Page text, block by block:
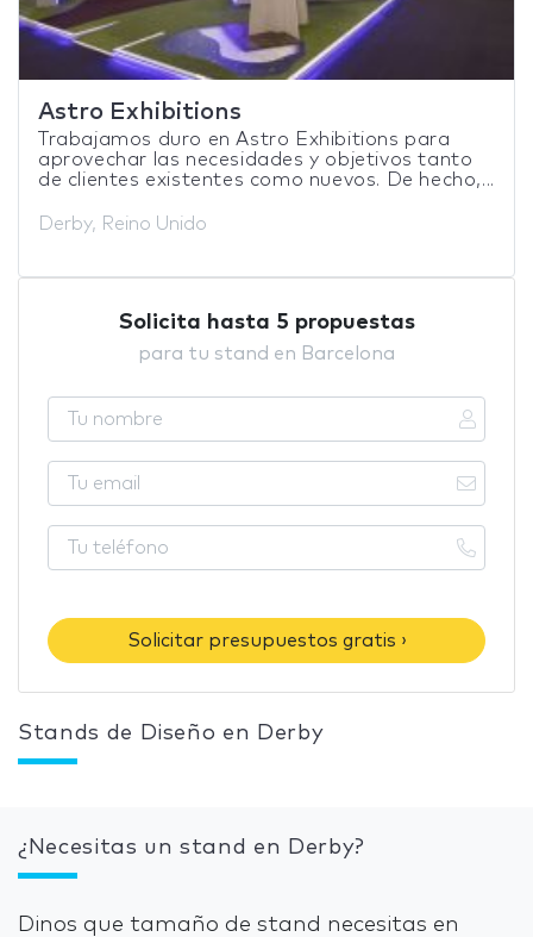
Astro Exhibitions
Trabajamos duro en Astro Exhibitions para
aprovechar las necesidades y objetivos tanto
de clientes existentes como nuevos. De hecho,...
Derby, Reino Unido
Solicita hasta 5 propuestas
para tu stand en Barcelona
Solicitar presupuestos gratis ›
Stands de Diseño en Derby
¿Necesitas un stand en Derby?
Dinos que tamaño de stand necesitas en